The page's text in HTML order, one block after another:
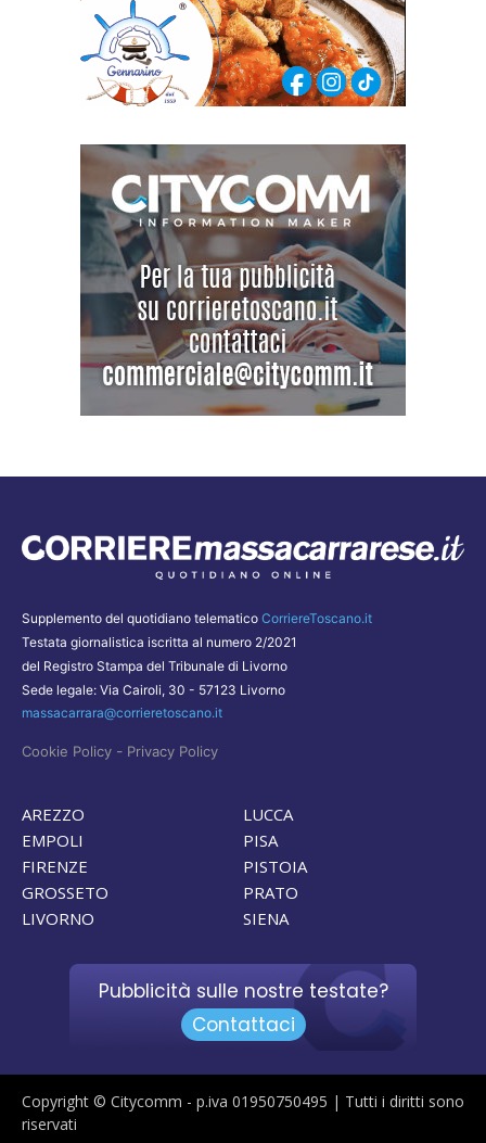
Supplemento del quotidiano telematico CorriereToscano.it
Testata giornalistica iscritta al numero 2/2021
del Registro Stampa del Tribunale di Livorno
Sede legale: Via Cairoli, 30 - 57123 Livorno
massacarrara@corrieretoscano.it
Cookie Policy - Privacy Policy
AREZZO
EMPOLI
FIRENZE
GROSSETO
LIVORNO
LUCCA
PISA
PISTOIA
PRATO
SIENA
Pubblicità sulle nostre testate?
Contattaci
Copyright © Citycomm - p.iva 01950750495 | Tutti i diritti sono
riservati